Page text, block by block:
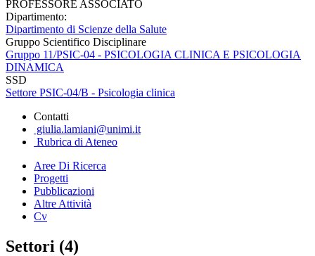
PROFESSORE ASSOCIATO
Dipartimento:
Dipartimento di Scienze della Salute
Gruppo Scientifico Disciplinare
Gruppo 11/PSIC-04 - PSICOLOGIA CLINICA E PSICOLOGIA
DINAMICA
SSD
Settore PSIC-04/B - Psicologia clinica
Contatti
giulia.lamiani@unimi.it
Rubrica di Ateneo
Aree Di Ricerca
Progetti
Pubblicazioni
Altre Attività
Cv
Settori (4)